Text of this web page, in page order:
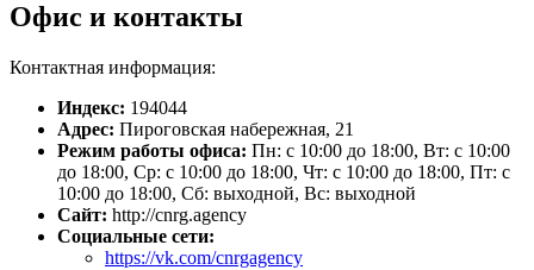
Офис и контакты
Контактная информация:
Индекс: 194044
Адрес: Пироговская набережная, 21
Режим работы офиса: Пн: с 10:00 до 18:00, Вт: с 10:00
до 18:00, Ср: с 10:00 до 18:00, Чт: с 10:00 до 18:00, Пт: с
10:00 до 18:00, Сб: выходной, Вс: выходной
Сайт: http://cnrg.agency
Социальные сети:
https://vk.com/cnrgagency